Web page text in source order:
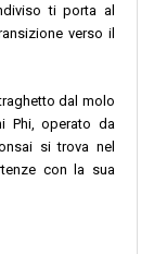
ti porta al
verso il
dal molo
Phi, operato da
si trova nel
con la sua